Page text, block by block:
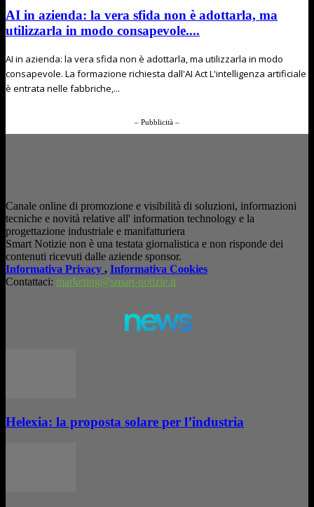
AI in azienda: la vera sfida non è adottarla, ma
utilizzarla in modo consapevole....
AI in azienda: la vera sfida non è adottarla, ma utilizzarla in modo
consapevole. La formazione richiesta dall'AI Act L'intelligenza artificiale
è entrata nelle fabbriche,...
– Pubblicità –
Canale online di promozione e visibilità di soluzioni, informazioni
tecniche e novità relative all' information technology e la
progettazione industriale e manifatturiera
Smart Notizie non è una testata giornalistica e non risponde dei
contenuti ricevuti dalle aziende sponsor.
Informativa Privacy , Informativa Cookies
Contattaci: marketing@smart-notizie.it
news
Helexia: la proposta solare per l’industria